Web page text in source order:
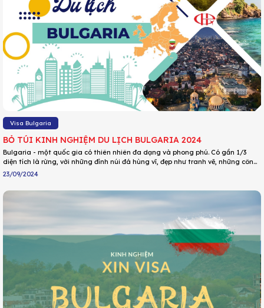
Visa Bulgaria
BỎ TÚI KINH NGHIỆM DU LỊCH BULGARIA 2024
Bulgaria - một quốc gia có thiên nhiên đa dạng và phong phú. Có gần 1/3
diện tích là rừng, với những đỉnh núi đá hùng vĩ, đẹp như tranh vẽ, những công
viên quốc gia xanh mát. Không chỉ vậy, Bulgaria còn có bờ biển trải dài với bãi
hài hoà giữa vị trí địa lý và thiên nhiên đã tạo nên một Bulgaria ấn tượng, hấp
23/09/2024